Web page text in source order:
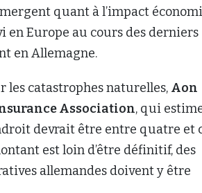
quant à l’impact
en Europe au cours des derniers
en Allemagne.
les catastrophes naturelles, Aon
Association, qui
devrait être entre quatre et
est loin d’être définitif, des
allemandes doivent y être